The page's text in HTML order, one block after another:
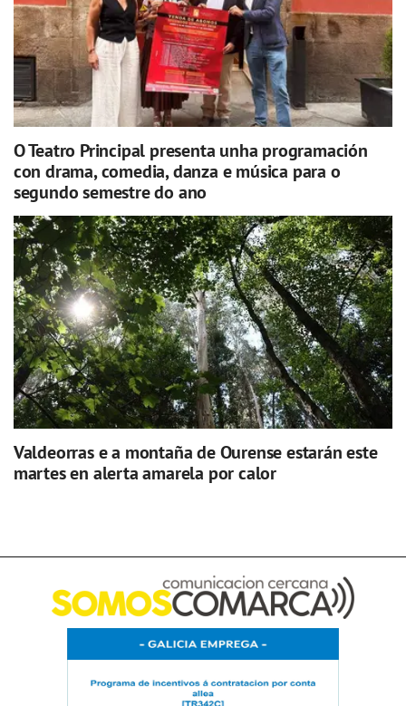
O Teatro Principal presenta unha programación
con drama, comedia, danza e música para o
segundo semestre do ano
Valdeorras e a montaña de Ourense estarán este
martes en alerta amarela por calor